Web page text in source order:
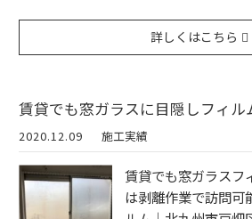
詳しくはこちら
賃貸でも窓ガラスに目隠しフィル
2020.12.09 施工実績
賃貸でも窓ガラスフ
は剥離作業で訪問